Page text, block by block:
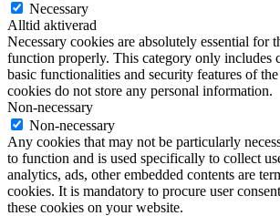
Necessary
Alltid aktiverad
Necessary cookies are absolutely essential for
function properly. This category only includes
basic functionalities and security features of
cookies do not store any personal information.
Non-necessary
Non-necessary
Any cookies that may not be particularly
to function and is used specifically to collect
analytics, ads, other embedded contents are
cookies. It is mandatory to procure user
these cookies on your website.